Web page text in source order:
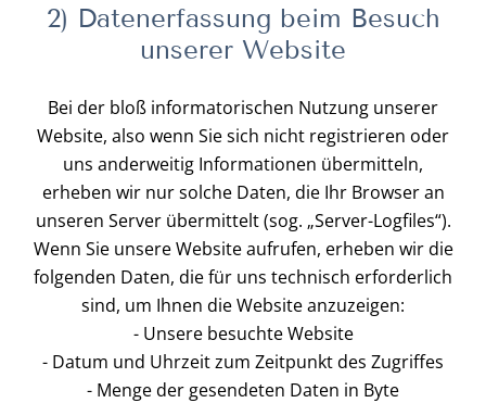
2) Datenerfassung beim Besuch
unserer Website
Bei der bloß informatorischen Nutzung unserer
Website, also wenn Sie sich nicht registrieren oder
uns anderweitig Informationen übermitteln,
erheben wir nur solche Daten, die Ihr Browser an
unseren Server übermittelt (sog. „Server-Logfiles“).
Wenn Sie unsere Website aufrufen, erheben wir die
folgenden Daten, die für uns technisch erforderlich
sind, um Ihnen die Website anzuzeigen:
- Unsere besuchte Website
- Datum und Uhrzeit zum Zeitpunkt des Zugriffes
- Menge der gesendeten Daten in Byte